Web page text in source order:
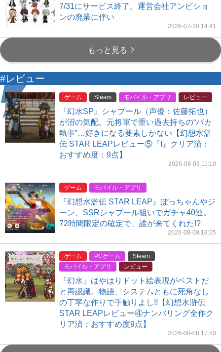
7/31にサービス終了。運営会社アンビショ
ンの廃業に伴い
2026-07-30 14:41
もっと見る
#レビュー
ゲーム Steam モバイル・アプリ レビュー
『幻水SP』シャプール（声優：佐藤拓也）
が沼の気配。元将軍で重い過去持ちの“バカ
執事”…好きになる要素しかない【幻想水滸
伝 STAR LEAPレビュー⑤『I』クリア済：
おすすめ度：9点】
2026-08-09 11:10
ゲーム モバイル・アプリ
『幻想水滸伝 STAR LEAP』ぼっちゃんやジ
ーン、SSRシャプール狙いでガチャ40連。
72時間限定の確定で、誰が来てくれた!?
2026-08-08 18:25
ゲーム PCゲーム
Steam
モバイル・アプリ
レビュー
『幻水』はやはりドット絵表現がベストだ
と再認識。物語、システムともに死角なし
の丁寧な作りで手触りよし!!【幻想水滸伝
STAR LEAPレビュー④ナンバリング全作ク
リア済：おすすめ度9点】
2026-08-08 17:50